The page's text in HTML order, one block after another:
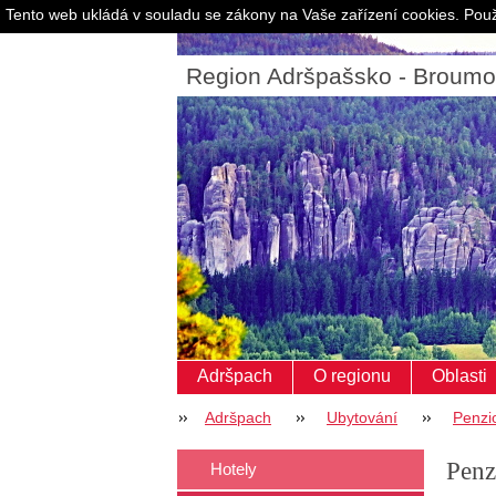
Region Adršpašsko -
Adršpach O regionu Oblasti
Adršpach Ubytování
Hotely
Tento web ukládá v souladu se zákony na Vaše zařízení cookies.